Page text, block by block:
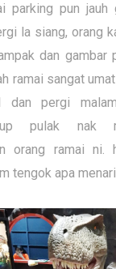
parking pun jauh
la siang, orang
dan gambar
ramai sangat
dan pergi
pulak nak
orang ramai ni.
tengok apa